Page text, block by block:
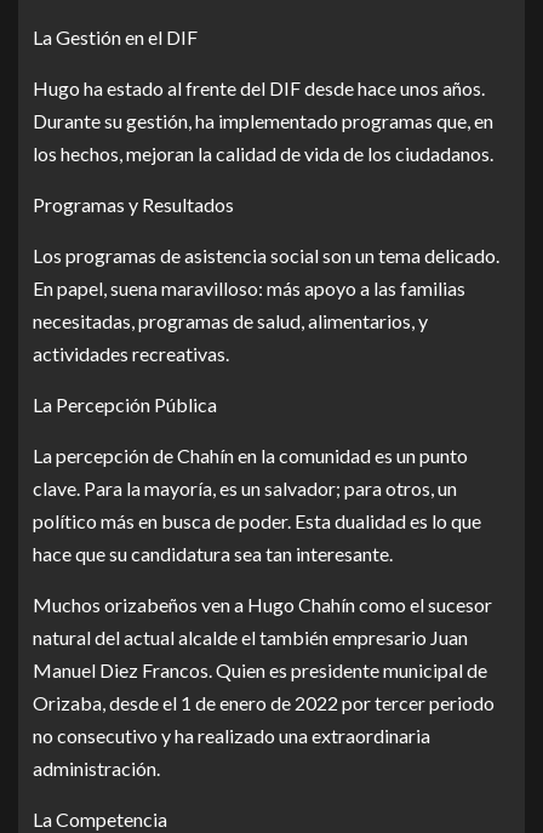
La Gestión en el DIF
Hugo ha estado al frente del DIF desde hace unos años.
Durante su gestión, ha implementado programas que, en
los hechos, mejoran la calidad de vida de los ciudadanos.
Programas y Resultados
Los programas de asistencia social son un tema delicado.
En papel, suena maravilloso: más apoyo a las familias
necesitadas, programas de salud, alimentarios, y
actividades recreativas.
La Percepción Pública
La percepción de Chahín en la comunidad es un punto
clave. Para la mayoría, es un salvador; para otros, un
político más en busca de poder. Esta dualidad es lo que
hace que su candidatura sea tan interesante.
Muchos orizabeños ven a Hugo Chahín como el sucesor
natural del actual alcalde el también empresario Juan
Manuel Diez Francos. Quien es presidente municipal de
Orizaba, desde el 1 de enero de 2022 por tercer periodo
no consecutivo y ha realizado una extraordinaria
administración.
La Competencia